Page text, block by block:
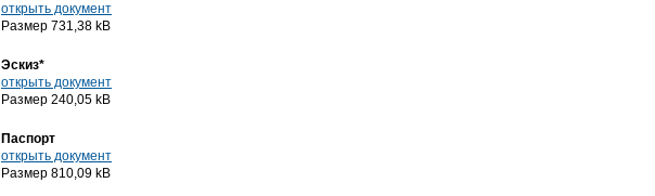
открыть документ
Размер 731,38 kB
Эскиз*
открыть документ
Размер 240,05 kB
Паспорт
открыть документ
Размер 810,09 kB